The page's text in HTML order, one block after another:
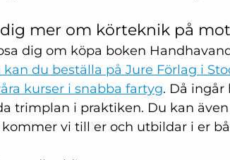
mer om körteknik på
dig om köpa boken
kan du beställa på Jure Förlag i
kurser i snabba fartyg. Då ingår
trimplan i praktiken. Du kan
vi till er och utbildar i er